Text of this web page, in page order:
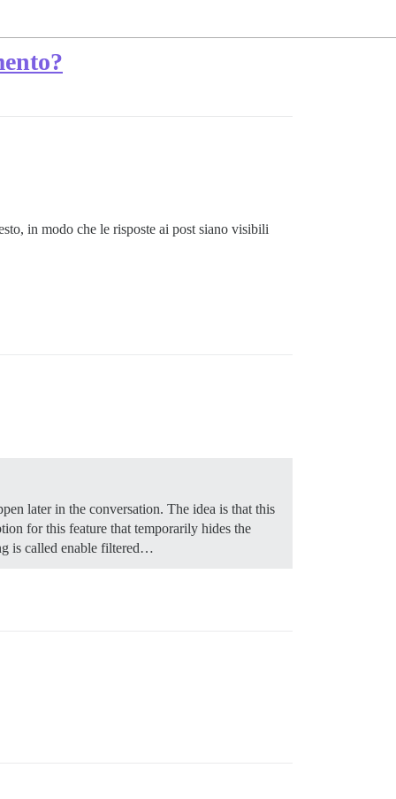
in modo che le risposte ai post siano visibili
later in the conversation. The idea is that this
for this feature that temporarily hides the
is called enable filtered…